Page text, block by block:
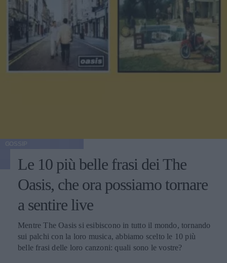
Le 10 più belle frasi dei The
Oasis, che ora possiamo tornare
a sentire live
Mentre The Oasis si esibiscono in tutto il mondo, tornando
sui palchi con la loro musica, abbiamo scelto le 10 più
belle frasi delle loro canzoni: quali sono le vostre?